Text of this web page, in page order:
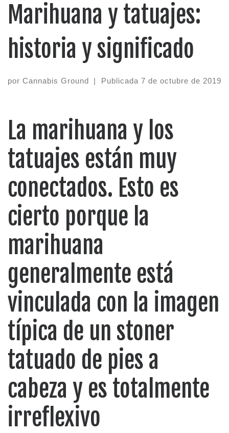
Marihuana y tatuajes:
historia y significado
por Cannabis Ground | Publicada 7 de octubre de 2019
La marihuana y los
tatuajes están muy
conectados. Esto es
cierto porque la
marihuana
generalmente está
vinculada con la imagen
típica de un stoner
tatuado de pies a
cabeza y es totalmente
irreflexivo